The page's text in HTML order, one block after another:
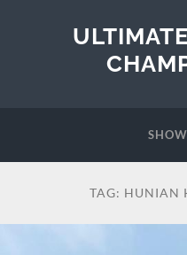
TAG: HUNIAN